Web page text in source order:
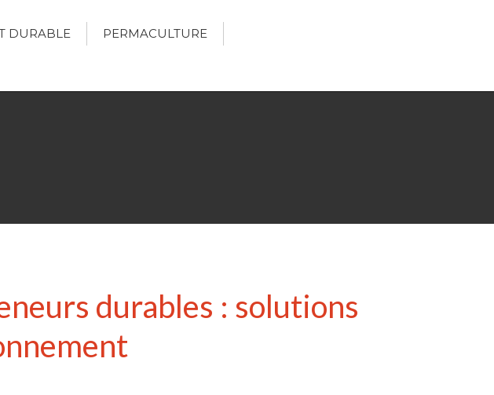
Recent Posts
DURABLE
PERMACULTURE
durables : solutions